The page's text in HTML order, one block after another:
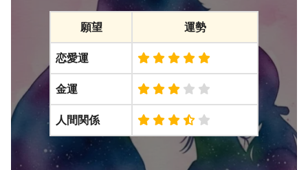
願望 運勢
恋愛運
金運
人間関係